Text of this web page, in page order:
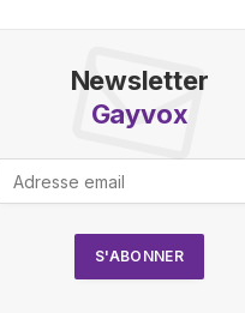
Newsletter
Gayvox